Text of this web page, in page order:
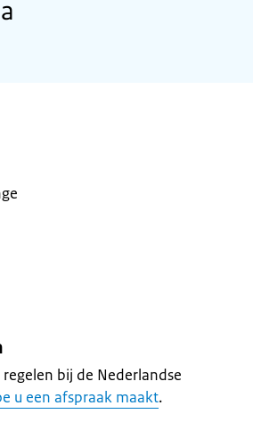
bij de Nederlandse
u een afspraak maakt.